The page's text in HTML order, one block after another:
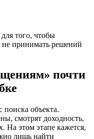
того, чтобы
не принимать решений
почти
объекта.
смотрят доходность,
На этом этапе кажется,
лишь найти